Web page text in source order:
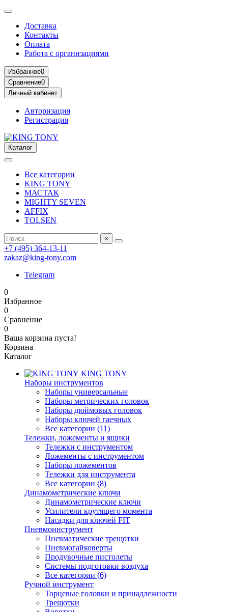
Доставка
Контакты
Оплата
Работа с организациями
Избранное0
Сравнение0
Личный кабинет
Авторизация
Регистрация
Каталог
Все категории
KING TONY
МАСТАК
MIGHTY SEVEN
AFFIX
TOLSEN
×
+7 (495) 364-13-11
zakaz@king-tony.com
Telegram
0
Избранное
0
Сравнение
0
Ваша корзина пуста!
Корзина
Каталог
KING TONY
Наборы инструментов
Наборы универсальные
Наборы метрических головок
Наборы дюймовых головок
Наборы ключей гаечных
Все категории (11)
Тележки, ложементы и ящики
Тележки с инструментом
Ложементы с инструментом
Наборы ложементов
Тележки для инструмента
Все категории (8)
Динамометрические ключи
Динамометрические ключи
Усилители крутящего момента
Насадки для ключей FIT
Пневмоинструмент
Пневматические трещотки
Пневмогайковерты
Продувочные пистолеты
Системы подготовки воздуха
Все категории (6)
Ручной инструмент
Торцевые головки и принадлежности
Трещотки